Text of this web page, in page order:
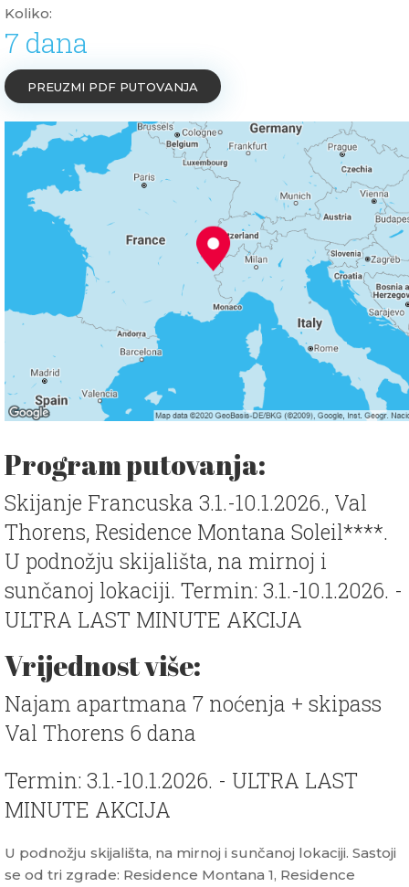
Koliko:
7 dana
PREUZMI PDF PUTOVANJA
Program putovanja:
Skijanje Francuska 3.1.-10.1.2026., Val
Thorens, Residence Montana Soleil****.
U podnožju skijališta, na mirnoj i
sunčanoj lokaciji. Termin: 3.1.-10.1.2026. -
ULTRA LAST MINUTE AKCIJA
Vrijednost više:
Najam apartmana 7 noćenja + skipass
Val Thorens 6 dana
Termin: 3.1.-10.1.2026. - ULTRA LAST
MINUTE AKCIJA
U podnožju skijališta, na mirnoj i sunčanoj lokaciji. Sastoji
se od tri zgrade: Residence Montana 1, Residence